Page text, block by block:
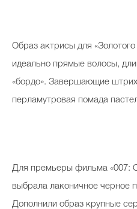
Celebrity дня
Beauty- битвы
Образ актрисы для «Золотого
идеально прямые волосы,
«бордо». Завершающие
перламутровая помада
Для премьеры фильма «007:
выбрала лаконичное черное
Дополнили образ крупные